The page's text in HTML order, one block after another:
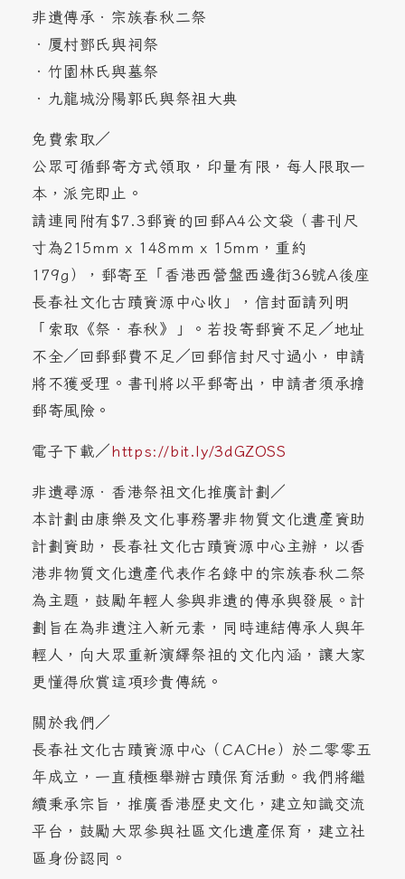
非遺傳承．宗族春秋二祭
．厦村鄧氏與祠祭
．竹園林氏與墓祭
．九龍城汾陽郭氏與祭祖大典
免費索取／
公眾可循郵寄方式領取，印量有限，每人限取一
本，派完即止。
請連同附有$7.3郵資的回郵A4公文袋（書刊尺
寸為215mm x 148mm x 15mm，重約
179g），郵寄至「香港西營盤西邊街36號A後座
長春社文化古蹟資源中心收」，信封面請列明
「索取《祭．春秋》」。若投寄郵資不足／地址
不全／回郵郵費不足／回郵信封尺寸過小，申請
將不獲受理。書刊將以平郵寄出，申請者須承擔
郵寄風險。
電子下載／https://bit.ly/3dGZOSS
非遺尋源．香港祭祖文化推廣計劃／
本計劃由康樂及文化事務署非物質文化遺產資助
計劃資助，長春社文化古蹟資源中心主辦，以香
港非物質文化遺產代表作名錄中的宗族春秋二祭
為主題，鼓勵年輕人參與非遺的傳承與發展。計
劃旨在為非遺注入新元素，同時連結傳承人與年
輕人，向大眾重新演繹祭祖的文化內涵，讓大家
更懂得欣賞這項珍貴傳統。
關於我們／
長春社文化古蹟資源中心（CACHe）於二零零五
年成立，一直積極舉辦古蹟保育活動。我們將繼
續秉承宗旨，推廣香港歷史文化，建立知識交流
平台，鼓勵大眾參與社區文化遺產保育，建立社
區身份認同。